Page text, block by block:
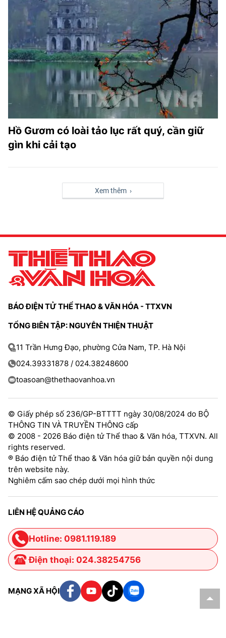
Hồ Gươm có loài tảo lục rất quý, cần giữ
gìn khi cải tạo
Xem thêm ›
BÁO ĐIỆN TỬ THỂ THAO & VĂN HÓA - TTXVN
TỔNG BIÊN TẬP: NGUYỄN THIỆN THUẬT
11 Trần Hưng Đạo, phường Cửa Nam, TP. Hà Nội
024.39331878 / 024.38248600
toasoan@thethaovanhoa.vn
© Giấy phép số 236/GP-BTTTT ngày 30/08/2024 do BỘ
THÔNG TIN VÀ TRUYỀN THÔNG cấp
© 2008 - 2026 Báo điện tử Thể thao & Văn hóa, TTXVN. All
rights reserved.
® Báo điện tử Thể thao & Văn hóa giữ bản quyền nội dung
trên website này.
Nghiêm cấm sao chép dưới mọi hình thức
LIÊN HỆ QUẢNG CÁO
Hotline: 0981.119.189
Điện thoại: 024.38254756
MẠNG XÃ HỘI